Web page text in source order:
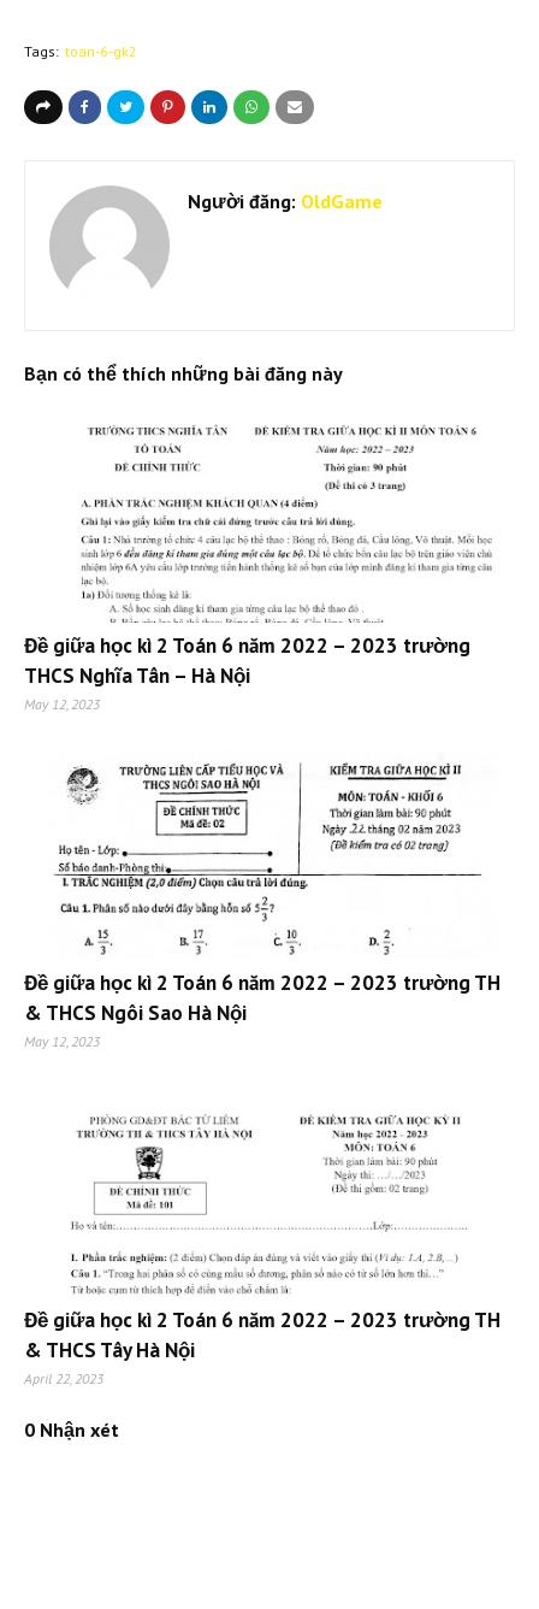
Tags: toan-6-gk2
Người đăng: OldGame
Bạn có thể thích những bài đăng này
Đề giữa học kì 2 Toán 6 năm 2022 – 2023 trường
THCS Nghĩa Tân – Hà Nội
May 12, 2023
Đề giữa học kì 2 Toán 6 năm 2022 – 2023 trường TH
& THCS Ngôi Sao Hà Nội
May 12, 2023
Đề giữa học kì 2 Toán 6 năm 2022 – 2023 trường TH
& THCS Tây Hà Nội
April 22, 2023
0 Nhận xét